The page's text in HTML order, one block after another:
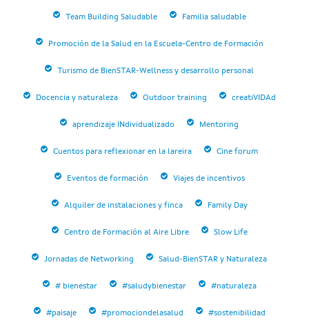
Team Building Saludable Familia saludable
Promoción de la Salud en la Escuela-Centro de Formación
Turismo de BienSTAR-Wellness y desarrollo personal
Docencia y naturaleza Outdoor training creatiVIDAd
aprendizaje INdividualizado Mentoring
Cuentos para reflexionar en la lareira Cine forum
Eventos de formación Viajes de incentivos
Alquiler de instalaciones y finca Family Day
Centro de Formación al Aire Libre Slow Life
Jornadas de Networking Salud-BienSTAR y Naturaleza
# bienestar #saludybienestar #naturaleza
#paisaje #promociondelasalud #sostenibilidad